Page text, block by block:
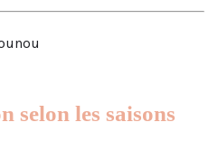
selon les saisons